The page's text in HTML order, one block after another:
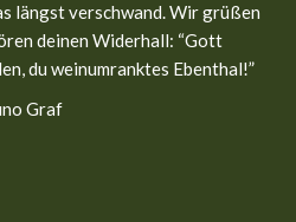
längst verschwand. Wir grüßen
deinen Widerhall: “Gott
du weinumranktes Ebenthal!”
Graf